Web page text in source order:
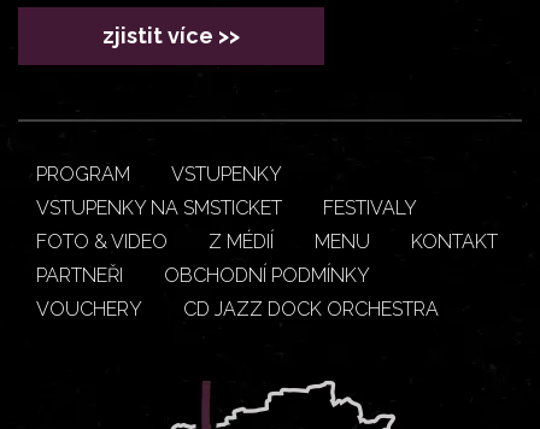
zjistit více >>
PROGRAM
VSTUPENKY
VSTUPENKY NA SMSTICKET
FESTIVALY
FOTO & VIDEO
Z MÉDIÍ MENU
KONTAKT
PARTNEŘI
OBCHODNÍ PODMÍNKY
VOUCHERY
CD JAZZ DOCK ORCHESTRA